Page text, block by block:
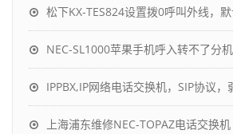
松下KX-TES824设置拨0呼叫外线，
NEC-SL1000苹果手机呼入转不了分
IPPBX,IP网络电话交换机，SIP协议
上海浦东维修NEC-TOPAZ电话交换机